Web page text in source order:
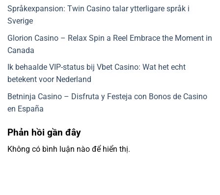
Språkexpansion: Twin Casino talar ytterligare språk i
Sverige
Glorion Casino – Relax Spin a Reel Embrace the Moment in
Canada
Ik behaalde VIP-status bij Vbet Casino: Wat het echt
betekent voor Nederland
Betninja Casino – Disfruta y Festeja con Bonos de Casino
en España
Phản hồi gần đây
Không có bình luận nào để hiển thị.